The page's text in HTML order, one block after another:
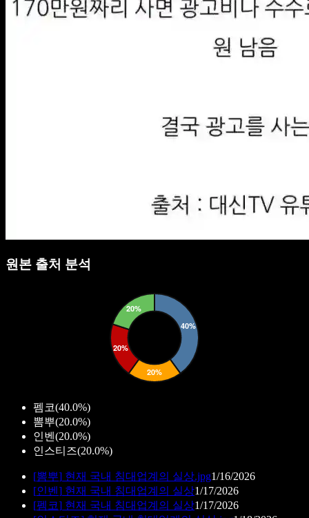
원본 출처 분석
펨코(40.0%)
뽐뿌(20.0%)
인벤 (20.0%)
인스티즈(20.0%)
[뽐뿌] 현재 국내 침대업계의 실상.jpg1/16/2026
[인벤 ] 현재 국내 침대업계의 실상1/17/2026
[펨코] 현재 국내 침대업계의 실상1/17/2026